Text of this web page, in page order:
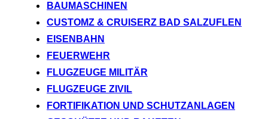
BAUMASCHINEN
CUSTOMZ & CRUISERZ BAD SALZUFLEN
EISENBAHN
FEUERWEHR
FLUGZEUGE MILITÄR
FLUGZEUGE ZIVIL
FORTIFIKATION UND SCHUTZANLAGEN